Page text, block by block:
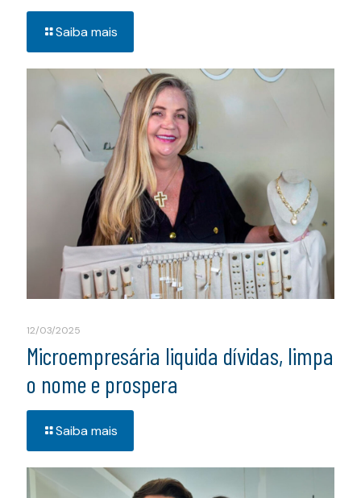
Saiba mais
12/03/2025
Microempresária liquida dívidas, limpa
o nome e prospera
Saiba mais